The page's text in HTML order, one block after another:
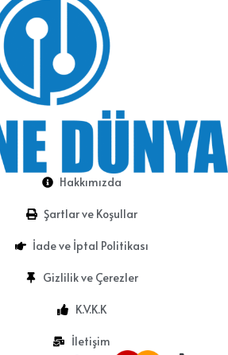
Hakkımızda
Şartlar ve Koşullar
İade ve İptal Politikası
Gizlilik ve Çerezler
K.V.K.K
İletişim